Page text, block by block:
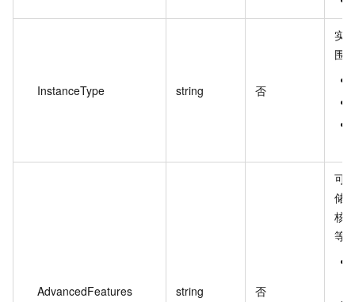
InstanceType string 否
实
围
AdvancedFeatures string 否
可
储
核
等